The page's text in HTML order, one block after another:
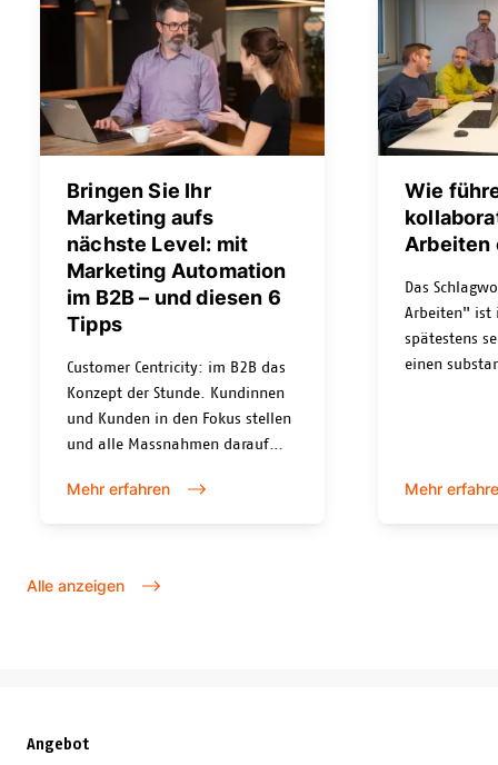
Bringen Sie Ihr
Marketing aufs
nächste Level: mit
Marketing Automation
im B2B – und diesen 6
Tipps
Customer Centricity: im B2B das
Konzept der Stunde. Kundinnen
und Kunden in den Fokus stellen
und alle Massnahmen darauf
wie gelingt das im Alltag? Mit
Mehr erfahren
Wie
Arbeiten
Das
Arbeiten" ist
spätestens
einen
Mehr
Alle anzeigen
Angebot